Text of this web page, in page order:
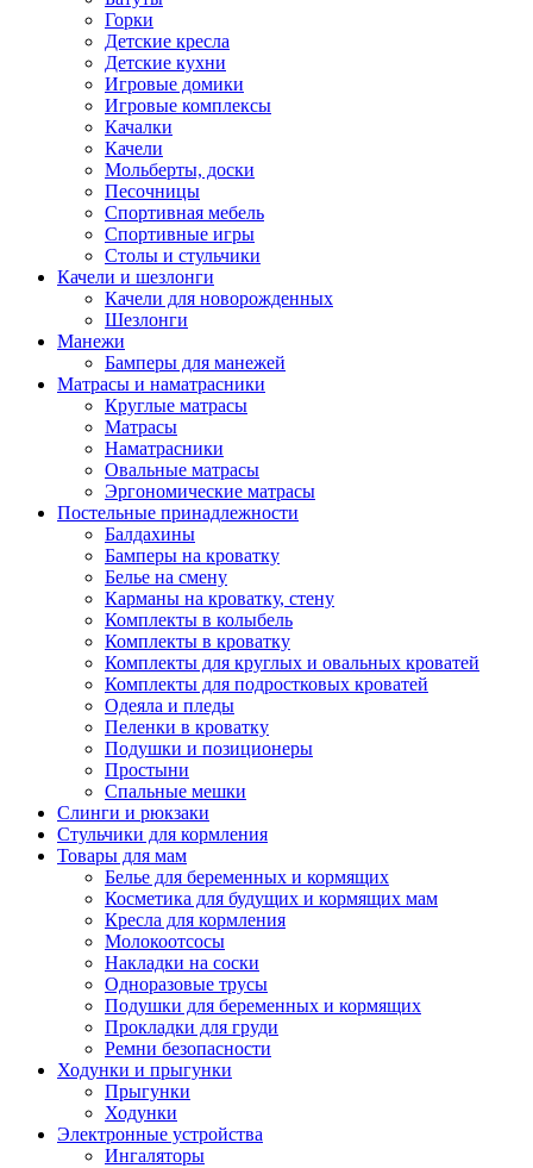
Горки
Детские кресла
Детские кухни
Игровые домики
Игровые комплексы
Качалки
Качели
Мольберты, доски
Песочницы
Спортивная мебель
Спортивные игры
Столы и стульчики
Качели и шезлонги
Качели для новорожденных
Шезлонги
Манежи
Бамперы для манежей
Матрасы и наматрасники
Круглые матрасы
Матрасы
Наматрасники
Овальные матрасы
Эргономические матрасы
Постельные принадлежности
Балдахины
Бамперы на кроватку
Белье на смену
Карманы на кроватку, стену
Комплекты в колыбель
Комплекты в кроватку
Комплекты для круглых и овальных кроватей
Комплекты для подростковых кроватей
Одеяла и пледы
Пеленки в кроватку
Подушки и позиционеры
Простыни
Спальные мешки
Слинги и рюкзаки
Стульчики для кормления
Товары для мам
Белье для беременных и кормящих
Косметика для будущих и кормящих мам
Кресла для кормления
Молокоотсосы
Накладки на соски
Одноразовые трусы
Подушки для беременных и кормящих
Прокладки для груди
Ремни безопасности
Ходунки и прыгунки
Прыгунки
Ходунки
Электронные устройства
Ингаляторы